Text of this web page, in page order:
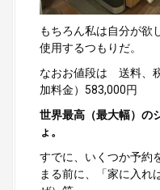
もちろん私は自分が欲
使用するつもりだ。
なおお値段は 送料、
加料金）583,000円
世界最高（最大幅）の
ょ。
すでに、いくつか予約
まる前に、「家に入れ